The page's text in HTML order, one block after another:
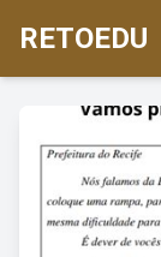
RETOEDU